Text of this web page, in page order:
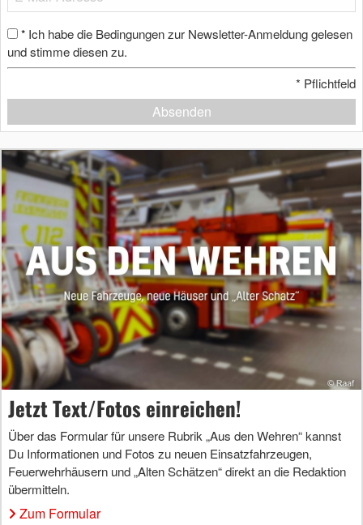
* Ich habe die Bedingungen zur Newsletter-Anmeldung gelesen
und stimme diesen zu.
* Pflichtfeld
Absenden
Jetzt Text/Fotos einreichen!
Über das Formular für unsere Rubrik „Aus den Wehren“ kannst
Du Informationen und Fotos zu neuen Einsatzfahrzeugen,
Feuerwehrhäusern und „Alten Schätzen“ direkt an die Redaktion
übermitteln.
Zum Formular